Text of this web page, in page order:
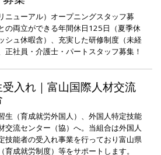
ニューアル）オープニングスタッフ募
の両立ができる年間休日125日（夏季休
シュ休暇含）、充実した研修制度（未経
正社員・介護士・パートスタッフ募集！
入れ｜富山国際人材交流
生（育成就労外国人）、外国人特定技能
交流センター（協）へ。当組合は外国人
技能者の受入れ事業を行っており富山県
成就労制度）等をサポートします。